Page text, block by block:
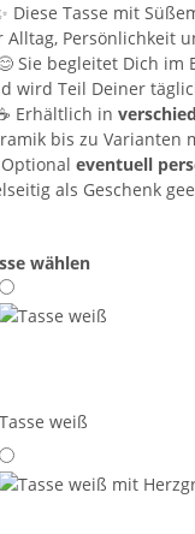
Diese Tasse mit
Alltag, Persönlichkeit
Sie begleitet Dich im
wird Teil Deiner
Erhältlich in
bis zu Varianten
eventuell
als Geschenk
wählen
Tasse weiß